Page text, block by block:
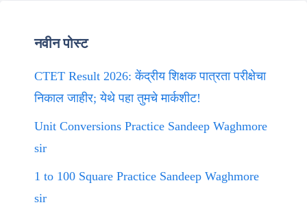
नवीन पोस्ट
CTET Result 2026: केंद्रीय शिक्षक पात्रता परीक्षेचा
निकाल जाहीर; येथे पहा तुमचे मार्कशीट!
Unit Conversions Practice Sandeep Waghmore
sir
1 to 100 Square Practice Sandeep Waghmore
sir